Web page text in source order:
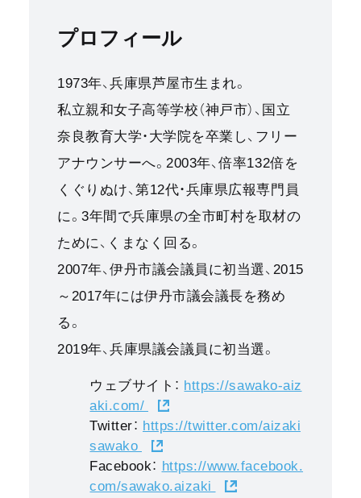
プロフィール
1973年、兵庫県芦屋市生まれ。
私立親和女子高等学校（神戸市）、国立
奈良教育大学・大学院を卒業し、フリー
アナウンサーへ。2003年、倍率132倍を
くぐりぬけ、第12代・兵庫県広報専門員
に。3年間で兵庫県の全市町村を取材の
ために、くまなく回る。
2007年、伊丹市議会議員に初当選、2015
～2017年には伊丹市議会議長を務め
る。
2019年、兵庫県議会議員に初当選。
ウェブサイト： https://sawako-aiz
aki.com/
Twitter： https://twitter.com/aizaki
sawako
Facebook： https://www.facebook.
com/sawako.aizaki